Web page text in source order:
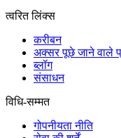
त्वरित लिंक्स
करीबन
अक्सर पूछे जाने वाले
ब्लॉग
संसाधन
विधि-सम्‍मत
गोपनीयता नीति